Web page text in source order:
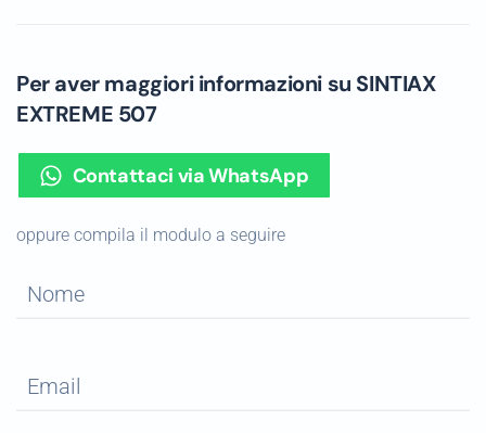
Per aver maggiori informazioni su SINTIAX
EXTREME 507
Contattaci via WhatsApp
oppure compila il modulo a seguire